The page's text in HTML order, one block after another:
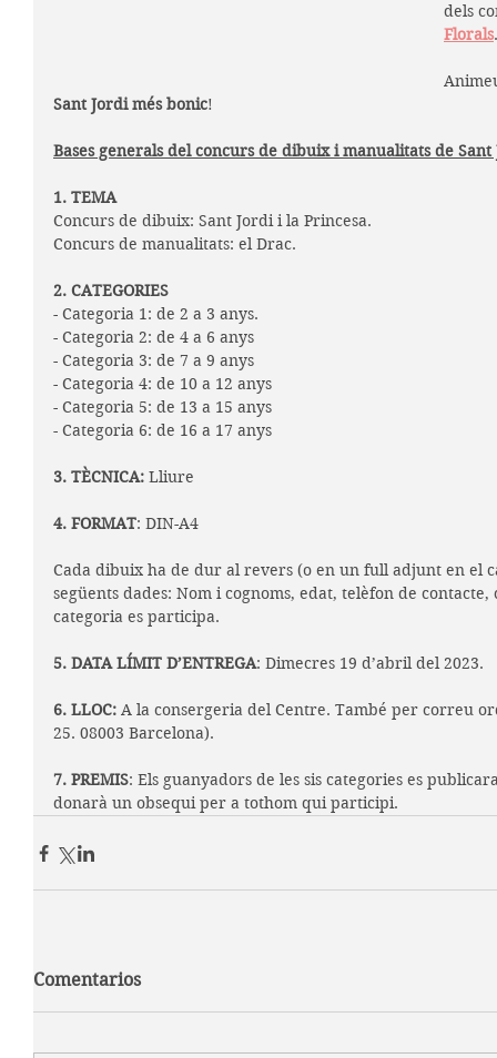
dels
Florals.
Sant Jordi més bonic!
Bases generals del concurs de dibuix i manualitats de Sant
1. TEMA
Concurs de dibuix: Sant Jordi i la Princesa.
Concurs de manualitats: el Drac.
2. CATEGORIES
- Categoria 1: de 2 a 3 anys.
- Categoria 2: de 4 a 6 anys
- Categoria 3: de 7 a 9 anys
- Categoria 4: de 10 a 12 anys
- Categoria 5: de 13 a 15 anys
- Categoria 6: de 16 a 17 anys
3. TÈCNICA: Lliure
4. FORMAT: DIN-A4
Cada dibuix ha de dur al revers (o en un full adjunt en el
següents dades: Nom i cognoms, edat, telèfon de
categoria es participa.
5. DATA LÍMIT D’ENTREGA: Dimecres 19 d’abril del 2023.
6. LLOC: A la consergeria del Centre. També per correu
25. 08003 Barcelona).
7. PREMIS: Els guanyadors de les sis categories es
donarà un obsequi per a tothom qui participi.
Comentarios